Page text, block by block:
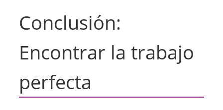
Conclusión:
Encontrar la trabajo
perfecta